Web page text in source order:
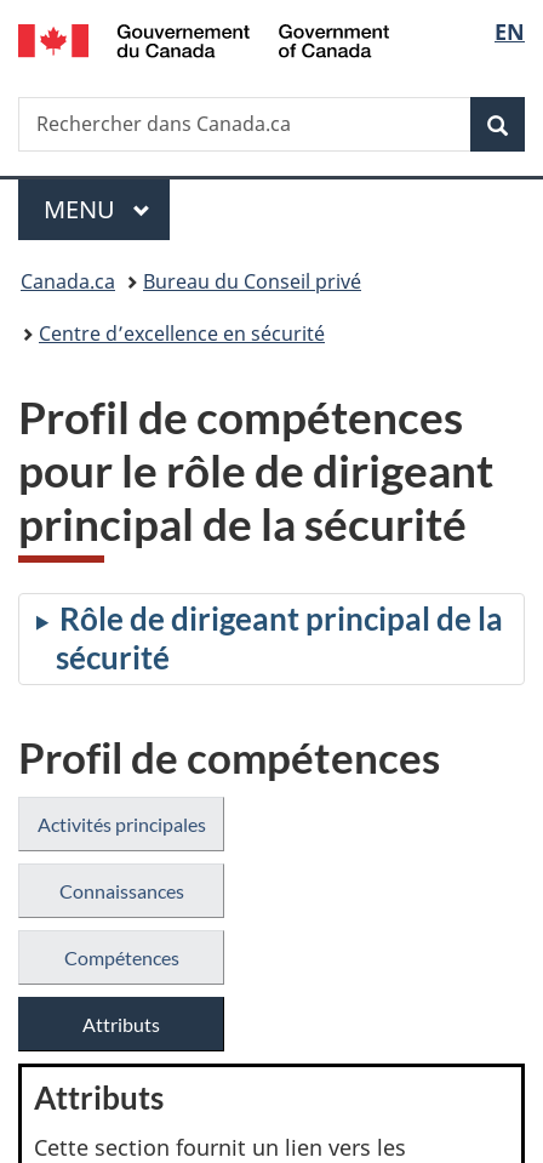
Passer
au
principal
Passer
à
Au
du
Passer
à
version
simplifiée
de
la
EN
Recherche
Rechercher
dans
Menu
MENU PRINCIPAL
Vous
êtes
Canada.ca
Bureau du Conseil privé
Centre d’excellence en sécurité
Profil de compétences
pour le rôle de dirigeant
principal de la sécurité
Rôle de dirigeant principal de la
sécurité
Profil de compétences
Activités principales
Connaissances
Compétences
Attributs
Attributs
Cette section fournit un lien vers les